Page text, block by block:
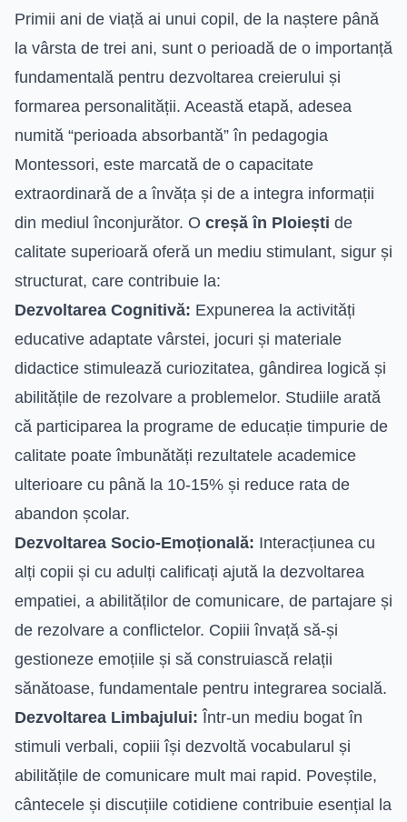
Primii ani de viață ai unui copil, de la naștere până
la vârsta de trei ani, sunt o perioadă de o importanță
fundamentală pentru dezvoltarea creierului și
formarea personalității. Această etapă, adesea
numită “perioada absorbantă” în pedagogia
Montessori, este marcată de o capacitate
extraordinară de a învăța și de a integra informații
din mediul înconjurător. O creșă în Ploiești de
calitate superioară oferă un mediu stimulant, sigur și
structurat, care contribuie la:
Dezvoltarea Cognitivă: Expunerea la activități
educative adaptate vârstei, jocuri și materiale
didactice stimulează curiozitatea, gândirea logică și
abilitățile de rezolvare a problemelor. Studiile arată
că participarea la programe de educație timpurie de
calitate poate îmbunătăți rezultatele academice
ulterioare cu până la 10-15% și reduce rata de
abandon școlar.
Dezvoltarea Socio-Emoțională: Interacțiunea cu
alți copii și cu adulți calificați ajută la dezvoltarea
empatiei, a abilităților de comunicare, de partajare și
de rezolvare a conflictelor. Copiii învață să-și
gestioneze emoțiile și să construiască relații
sănătoase, fundamentale pentru integrarea socială.
Dezvoltarea Limbajului: Într-un mediu bogat în
stimuli verbali, copiii își dezvoltă vocabularul și
abilitățile de comunicare mult mai rapid. Poveștile,
cântecele și discuțiile cotidiene contribuie esențial la